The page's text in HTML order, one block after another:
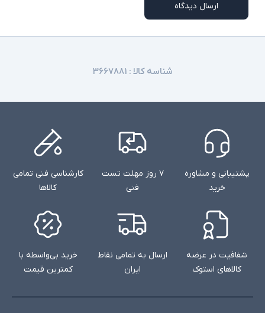
ارسال دیدگاه
شناسه کالا : ۳۶۶۷۸۸۱
پشتیبانی و مشاوره
خرید
۷ روز مهلت تست
فنی
کارشناسی فنی تمامی
کالاها
شفافیت در عرضه
کالاهای استوک
ارسال به تمامی نقاط
ایران
خرید بی‌واسطه با
کمترین قیمت